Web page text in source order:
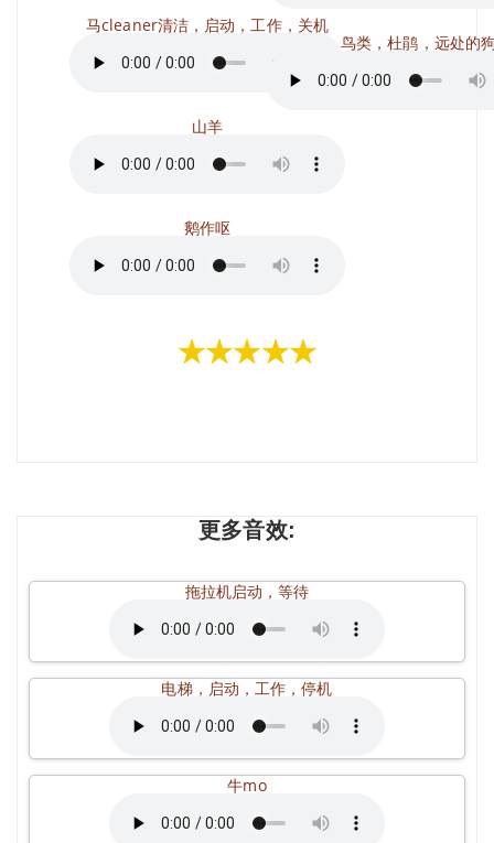
马cleaner清洁，启动，工作，关机
山羊
鹅作呕
森林，鸟类，杜鹃，远处的
★★★★★
更多音效:
拖拉机启动，等待
电梯，启动，工作，停机
牛mo